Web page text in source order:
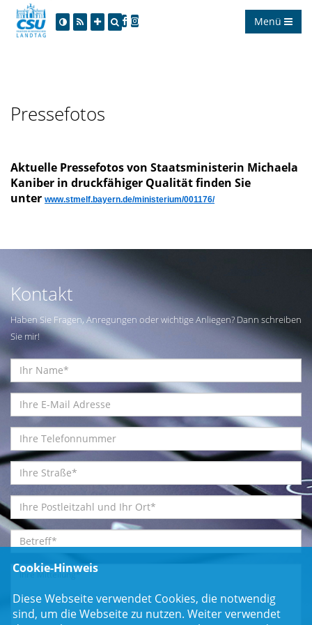
Menü
Pressefotos
Aktuelle Pressefotos von Staatsministerin Michaela
Kaniber in druckfähiger Qualität finden Sie
unter www.stmelf.bayern.de/ministerium/001176/
Kontakt
Haben Sie Fragen, Anregungen oder wichtige Anliegen? Dann schreiben
Sie mir!
Cookie-Hinweis
Diese Webseite verwendet Cookies, die notwendig
sind, um die Webseite zu nutzen. Weiter verwendet